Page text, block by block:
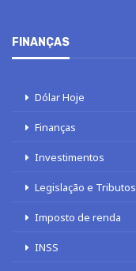
FINANÇAS
Dólar Hoje
Finanças
Investimentos
Legislação e Tributos
Imposto de renda
INSS